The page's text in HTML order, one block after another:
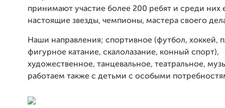
принимают участие более 200 ребят и среди них
настоящие звезды, чемпионы, мастера своего
Наши направления; спортивное (футбол, хоккей,
фигурное катание, скалолазание, конный спорт),
художественное, танцевальное, театральное,
работаем также с детьми с особыми